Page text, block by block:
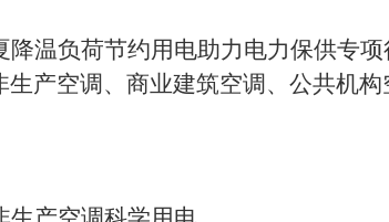
降温负荷节约用电助力电力保供专
产空调、商业建筑空调、公共机